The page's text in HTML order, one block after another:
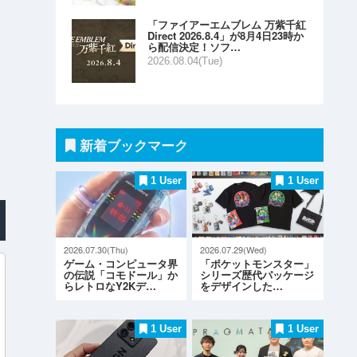
「ファイアーエムブレム 万紫千紅
Direct 2026.8.4」が8月4日23時か
ら配信決定！ソフ…
2026.08.04(Tue)
新着ブックマーク
1 User
2026.07.30(Thu)
ゲーム・コンピュータ界
の伝説「コモドール」か
らレトロなY2Kデ…
1 User
2026.07.29(Wed)
「ポケットモンスター」
シリーズ歴代パッケージ
をデザインした…
1 User 1 User